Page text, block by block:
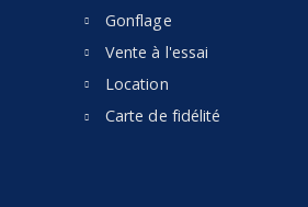
Gonflage
Vente à l'essai
Location
Carte de fidélité